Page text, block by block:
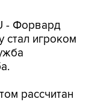
- Форвард
игроком
рассчитан